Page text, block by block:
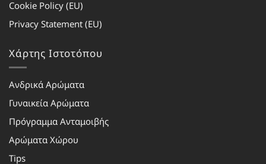
Cookie Policy (EU)
Privacy Statement (EU)
Χάρτης Ιστοτόπου
Ανδρικά Αρώματα
Γυναικεία Αρώματα
Πρόγραμμα Ανταμοιβής
Αρώματα Χώρου
Tips